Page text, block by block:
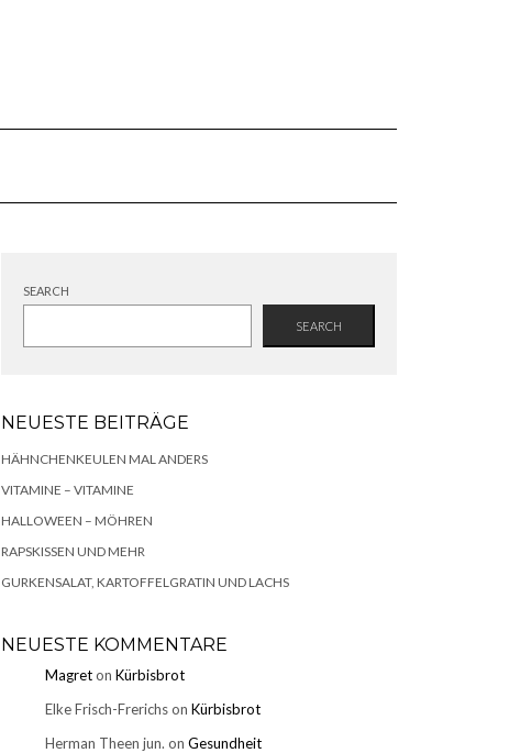
SEARCH
SEARCH
NEUESTE BEITRÄGE
HÄHNCHENKEULEN MAL ANDERS
VITAMINE – VITAMINE
HALLOWEEN – MÖHREN
RAPSKISSEN UND MEHR
GURKENSALAT, KARTOFFELGRATIN UND LACHS
NEUESTE KOMMENTARE
Magreton Kürbisbrot
Elke Frisch-Frerichson Kürbisbrot
Herman Theen jun. on Gesundheit